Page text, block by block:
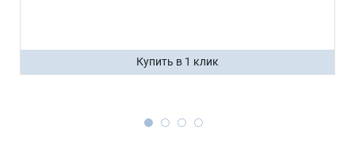
Купить в 1 клик